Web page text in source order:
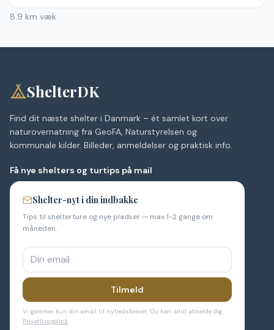
8.9 km væk
ShelterDK
Find dit næste shelter i Danmark – ét samlet kort over
naturovernatning fra GeoFA, Naturstyrelsen og
kommunale kilder. Billeder, anmeldelser og praktisk info.
Få nye shelters og turtips på mail
Shelter-nyt i din indbakke
Tips til shelterture og nye pladser — max 1-2 gange om
måneden.
Tilmeld
Vi gemmer kun din email til nyhedsbrevet. Du kan altid afmelde dig.
Privatlivspolitik